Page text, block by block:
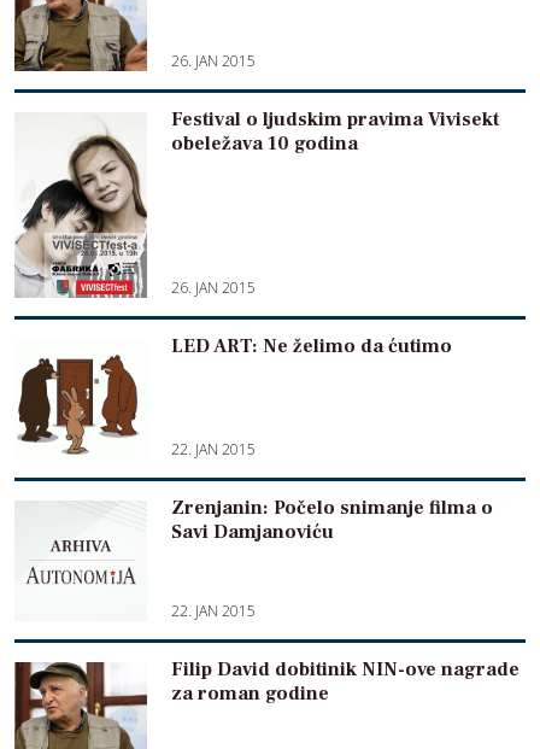
26. JAN 2015
Festival o ljudskim pravima Vivisekt
obeležava 10 godina
26. JAN 2015
LED ART: Ne želimo da ćutimo
22. JAN 2015
Zrenjanin: Počelo snimanje filma o
Savi Damjanoviću
22. JAN 2015
Filip David dobitinik NIN-ove nagrade
za roman godine